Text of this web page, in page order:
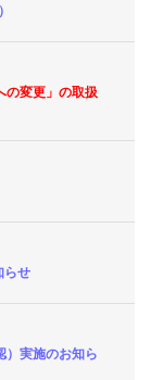
の変更」の取扱
らせ
実施のお知ら